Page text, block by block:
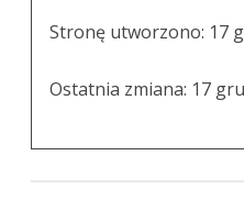
Stronę utworzono: 17
Ostatnia zmiana: 17